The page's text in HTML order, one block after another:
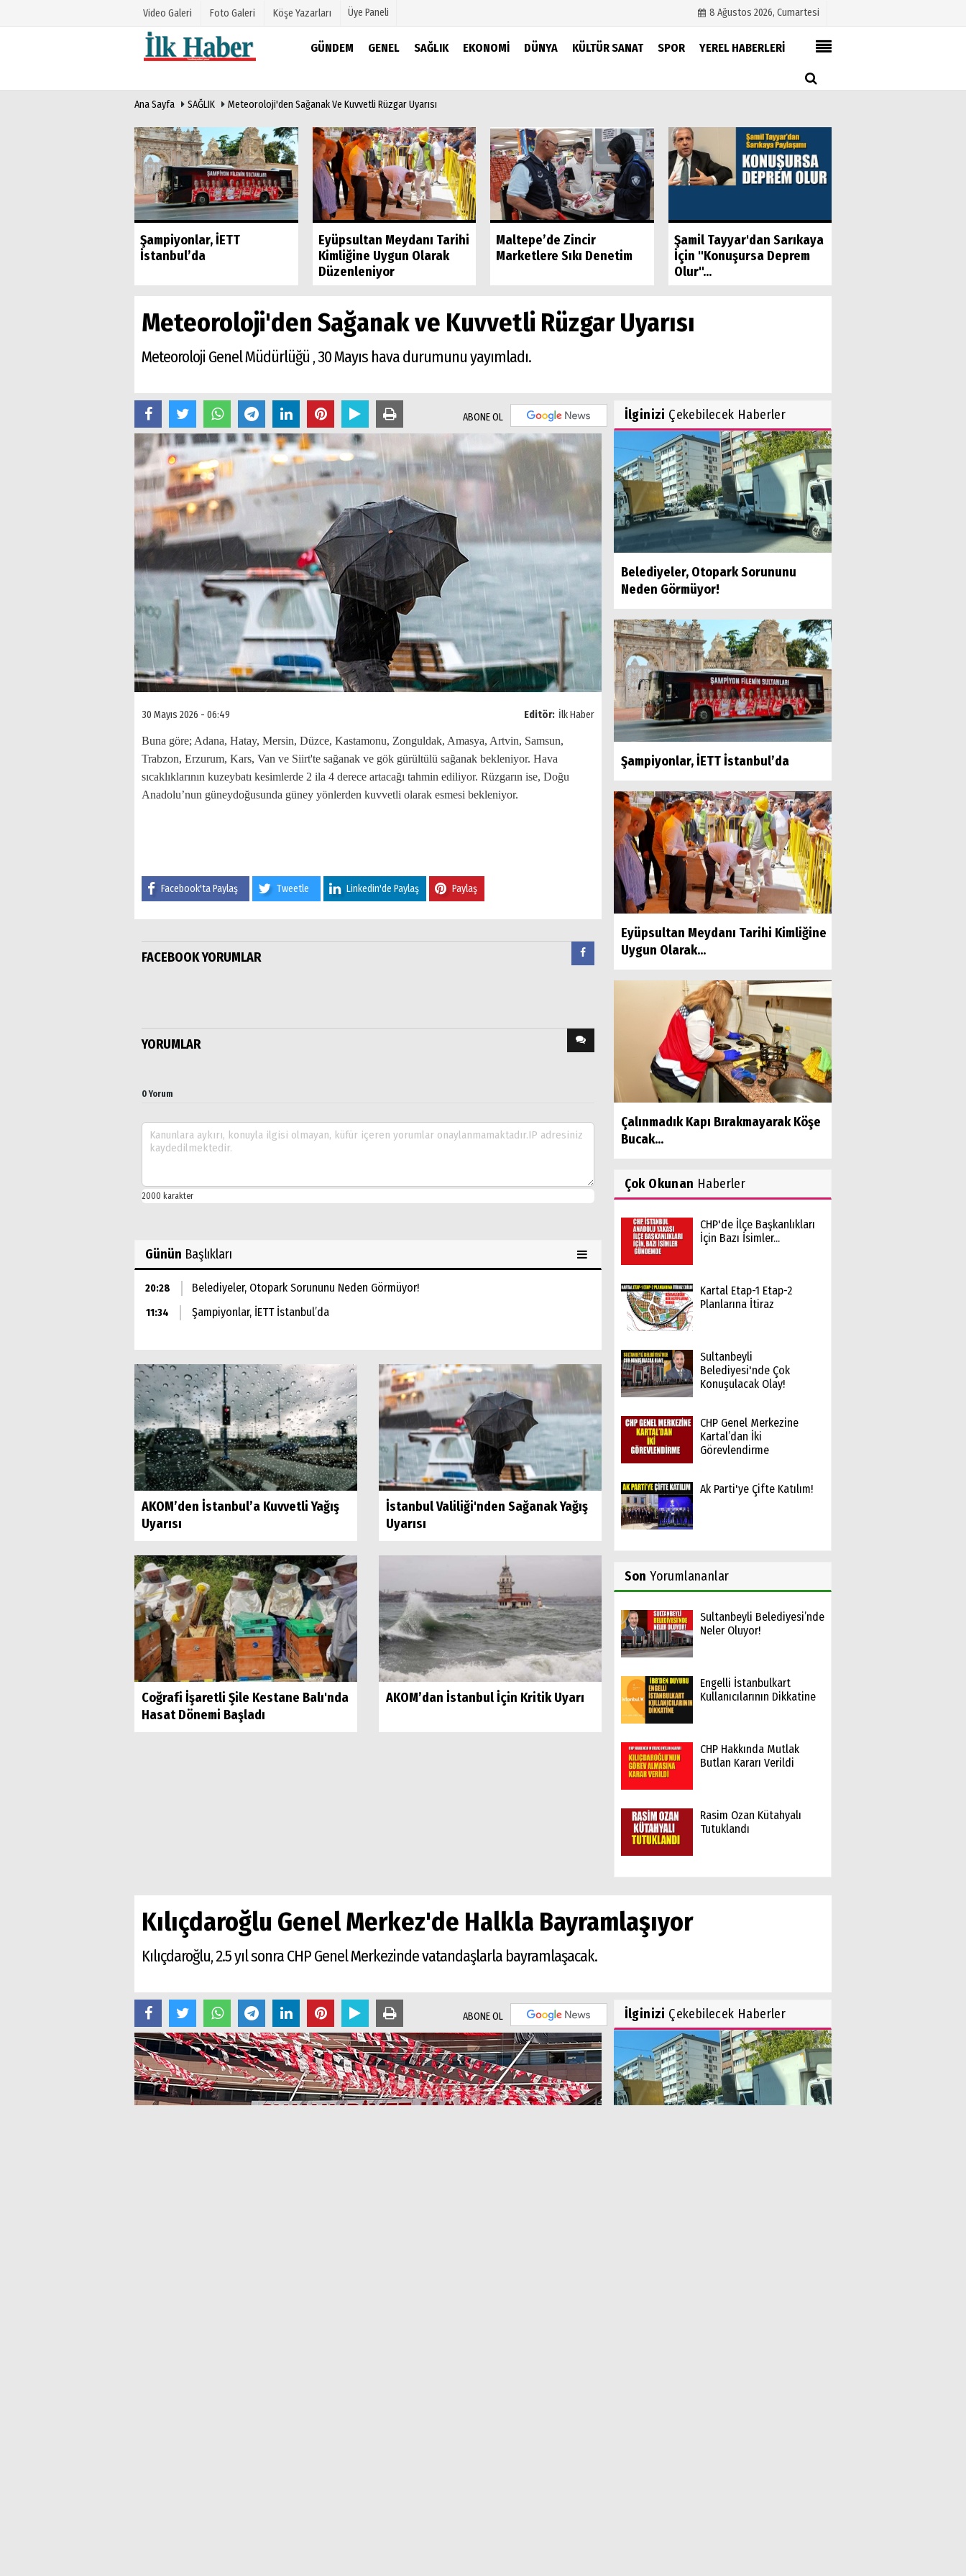
Video Galeri Foto Galeri Köşe Yazarları Üye Paneli 8 Ağustos 2026, Cumartesi
GÜNDEM GENEL SAĞLIK EKONOMI DÜNYA KÜLTÜR SANAT SPOR YEREL HABERLERİ
Üye Paneli
Hava Durumu
Gazete Manşetleri
Anketler
Biyografiler
Köşe Yazarları
Foto Galeri
Künye
Çerez Politikası
Gizlilik İlkeleri
Ana Sayfa SAĞLIK Meteoroloji'den Sağanak Ve Kuvvetli Rüzgar Uyarısı
Şampiyonlar, İETT
İstanbul’da
Eyüpsultan Meydanı Tarihi
Kimliğine Uygun Olarak
Düzenleniyor
Maltepe’de Zincir
Marketlere Sıkı Denetim
Şamil Tayyar'dan Sarıkaya
İçin "Konuşursa Deprem
Olur"...
Meteoroloji'den Sağanak ve Kuvvetli Rüzgar Uyarısı
Meteoroloji Genel Müdürlüğü , 30 Mayıs hava durumunu yayımladı.
ABONE OL
Editör: İlk Haber
30 Mayıs 2026 - 06:49
Buna göre; Adana, Hatay, Mersin, Düzce, Kastamonu, Zonguldak, Amasya, Artvin, Samsun,
Trabzon, Erzurum, Kars, Van ve Siirt'te sağanak ve gök gürültülü sağanak bekleniyor. Hava
sıcaklıklarının kuzeybatı kesimlerde 2 ila 4 derece artacağı tahmin ediliyor. Rüzgarın ise, Doğu
Anadolu’nun güneydoğusunda güney yönlerden kuvvetli olarak esmesi bekleniyor.
Facebook'ta Paylaş Tweetle Linkedin'de Paylaş Paylaş
FACEBOOK YORUMLAR
YORUMLAR
0 Yorum
Günün Başlıkları
20:28 Belediyeler, Otopark Sorununu Neden Görmüyor!
11:34 Şampiyonlar, İETT İstanbul’da
AKOM’den İstanbul’a Kuvvetli Yağış
Uyarısı
İstanbul Valiliği'nden Sağanak Yağış
Uyarısı
Coğrafi İşaretli Şile Kestane Balı'nda
Hasat Dönemi Başladı
AKOM’dan İstanbul İçin Kritik Uyarı
İlginizi Çekebilecek Haberler
Belediyeler, Otopark Sorununu
Neden Görmüyor!
Şampiyonlar, İETT İstanbul’da
Eyüpsultan Meydanı Tarihi Kimliğine
Uygun Olarak...
Çalınmadık Kapı Bırakmayarak Köşe
Bucak...
Çok Okunan Haberler
CHP'de İlçe Başkanlıkları
İçin Bazı İsimler...
Kartal Etap-1 Etap-2
Planlarına İtiraz
Sultanbeyli
Belediyesi'nde Çok
Konuşulacak Olay!
CHP Genel Merkezine
Kartal’dan İki
Görevlendirme
Ak Parti'ye Çifte Katılım!
Son Yorumlananlar
Sultanbeyli Belediyesi’nde
Neler Oluyor!
Engelli İstanbulkart
Kullanıcılarının Dikkatine
CHP Hakkında Mutlak
Butlan Kararı Verildi
Rasim Ozan Kütahyalı
Tutuklandı
Kılıçdaroğlu Genel Merkez'de Halkla Bayramlaşıyor
Kılıçdaroğlu, 2.5 yıl sonra CHP Genel Merkezinde vatandaşlarla bayramlaşacak.
ABONE OL İlginizi Çekebilecek Haberler